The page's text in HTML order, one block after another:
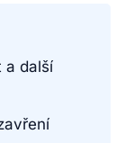
a další